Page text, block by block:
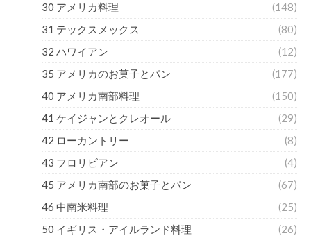
30 アメリカ料理
(148)
31 テックスメックス
(80)
32 ハワイアン
(12)
35 アメリカのお菓子とパン
(177)
40 アメリカ南部料理
(150)
41 ケイジャンとクレオール
(29)
42 ローカントリー
(8)
43 フロリビアン
(4)
45 アメリカ南部のお菓子とパン
(67)
46 中南米料理
(25)
50 イギリス・アイルランド料理
(26)